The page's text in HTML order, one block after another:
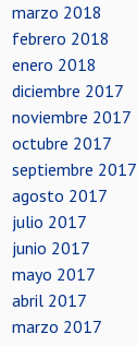
marzo 2018
febrero 2018
enero 2018
diciembre 2017
noviembre 2017
octubre 2017
septiembre 2017
agosto 2017
julio 2017
junio 2017
mayo 2017
abril 2017
marzo 2017